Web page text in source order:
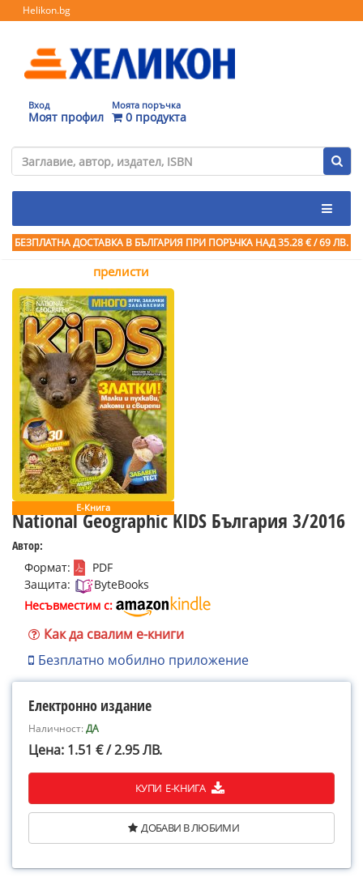
Helikon.bg
Вход
Моят профил
Моята поръчка
0 продукта
БЕЗПЛАТНА ДОСТАВКА В БЪЛГАРИЯ ПРИ ПОРЪЧКА НАД 35.28 € / 69 ЛВ.
прелисти
Е-Книга
National Geographic KIDS България 3/2016
Автор:
Формат:
PDF
Защита:
ByteBooks
Несъвместим с:
Как да свалим е-книги
Безплатно мобилно приложение
Електронно издание
Наличност:ДА
Цена: 1.51 € / 2.95 ЛВ.
КУПИ Е-КНИГА
ДОБАВИ В ЛЮБИМИ